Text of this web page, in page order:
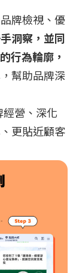
牌檢視、優
洞察，並同
行為輪廓，
幫助品牌深
營、深化
更貼近顧客